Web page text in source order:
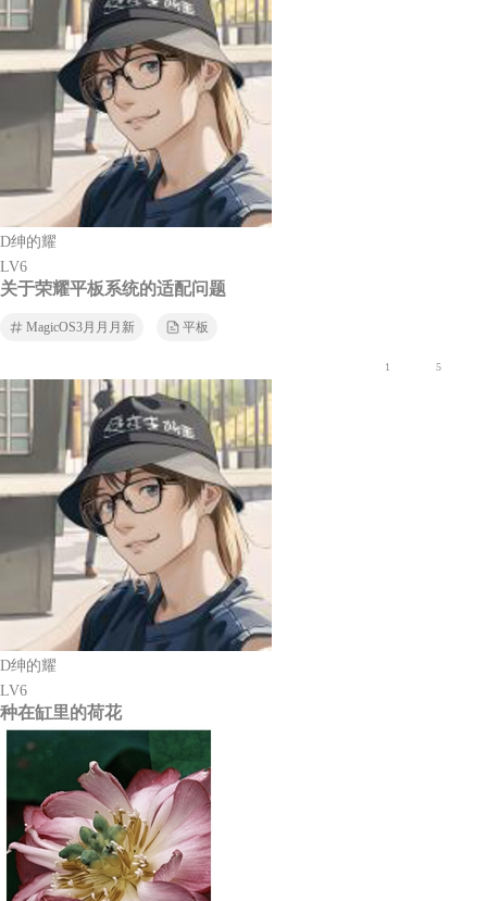
D绅的耀
LV6
关于荣耀平板系统的适配问题
MagicOS3月月月新 平板
1 5
D绅的耀
LV6
种在缸里的荷花